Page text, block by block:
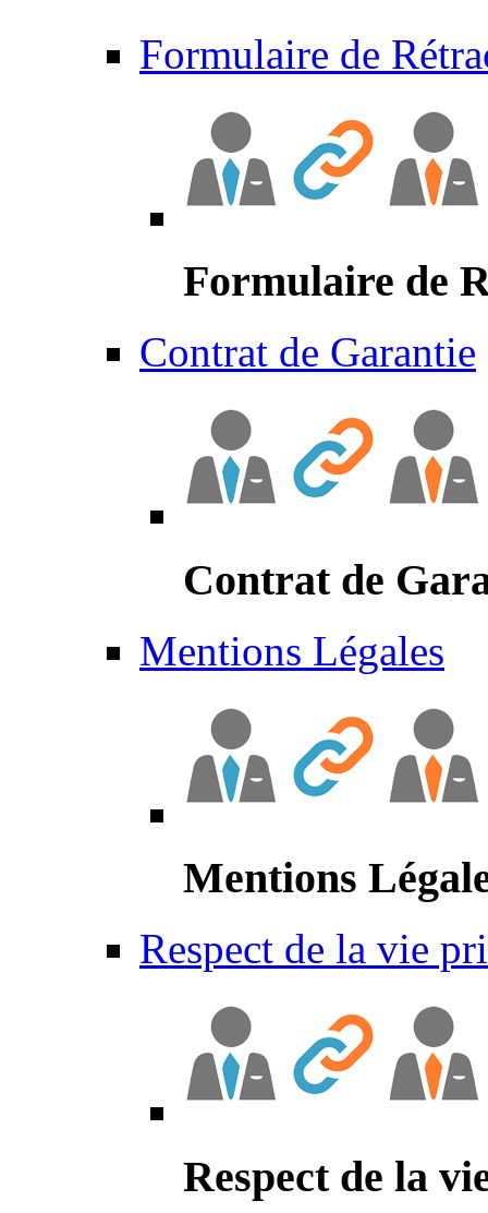
Formulaire de
Formulaire de
Contrat de Garantie
Contrat de
Mentions Légales
Mentions
Respect de la vie
Respect de la